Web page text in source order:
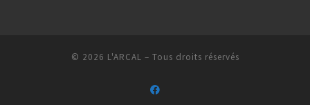
© 2026 L'ARCAL – Tous droits réservés